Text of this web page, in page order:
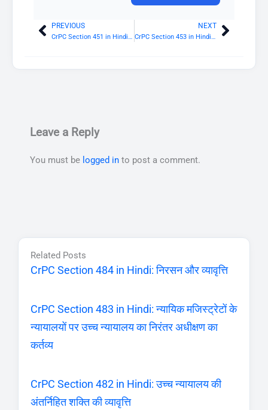
Prev
PREVIOUS
CrPC Section 451 in Hindi: कुछ मामलों में विचारण लंबित रहने तक संपत्ति की अभिरक्षा और व्ययन के लिए आदेश
NEXT
CrPC Section 453 in Hindi: अभियुक्त पर मिली धनराशी का सद्भावी क्रेता को संदाय Next
Leave a Reply
You must be logged in to post a comment.
Related Posts
CrPC Section 484 in Hindi: निरसन और व्यावृत्ति
CrPC Section 483 in Hindi: न्यायिक मजिस्ट्रेटों के
न्यायालयों पर उच्च न्यायालय का निरंतर अधीक्षण का
कर्तव्य
CrPC Section 482 in Hindi: उच्च न्यायालय की
अंतर्निहित शक्ति की व्यावृत्ति